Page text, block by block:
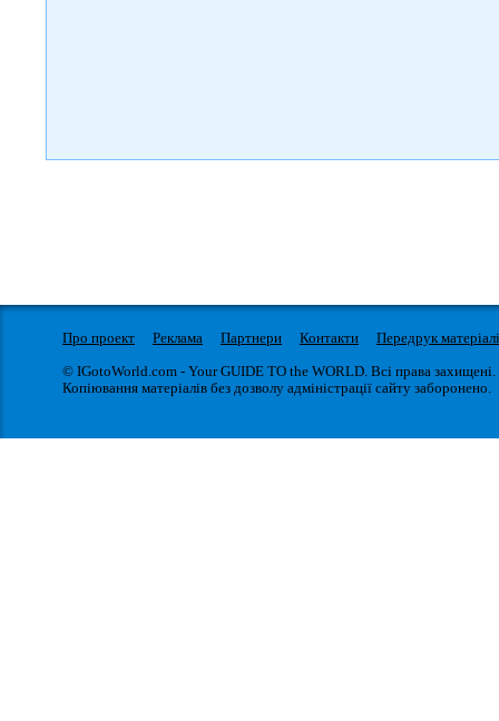
Про проект Реклама Партнери Контакти
Передрук
© IGotoWorld.com - Your GUIDE TO the WORLD. Всі права захищені.
Копіювання матеріалів без дозволу адміністрації сайту заборонено.